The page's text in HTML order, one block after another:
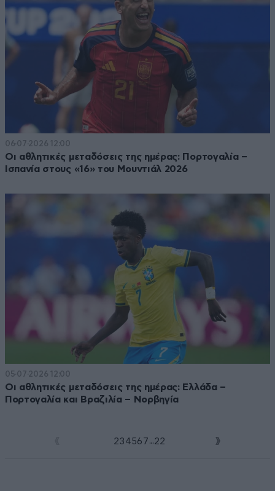
06·07·2026 12:00
Οι αθλητικές μεταδόσεις της ημέρας: Πορτογαλία –
Ισπανία στους «16» του Μουντιάλ 2026
05·07·2026 12:00
Οι αθλητικές μεταδόσεις της ημέρας: Ελλάδα –
Πορτογαλία και Βραζιλία – Νορβηγία
23 4 56 7 ...22